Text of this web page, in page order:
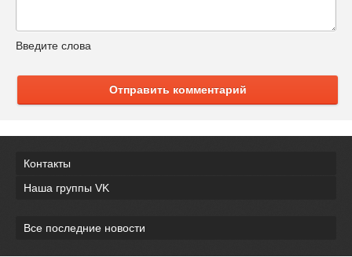
Введите слова
Отправить комментарий
Контакты
Наша группы VK
Все последние новости